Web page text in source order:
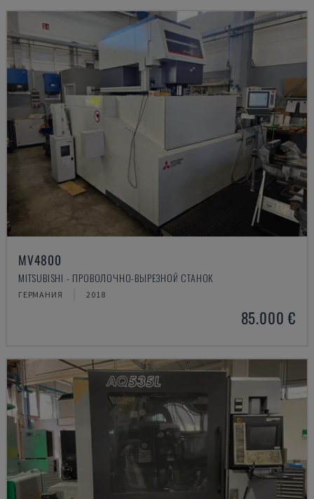
MV4800
MITSUBISHI - ПРОВОЛОЧНО-ВЫРЕЗНОЙ СТАНОК
ГЕРМАНИЯ 2018
85.000 €